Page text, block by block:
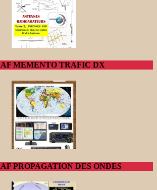
MEMENTO TRAFIC DX
PROPAGATION DES ONDES